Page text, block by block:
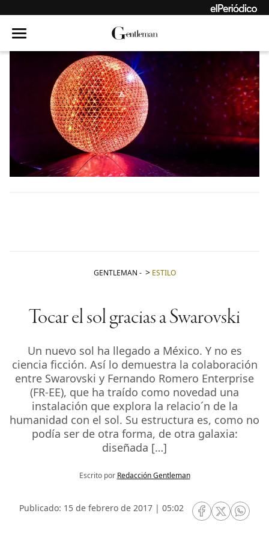
GENTLEMAN - ESTILO
Tocar el sol gracias a Swarovski
Un nuevo sol ha llegado a México. Y no es
ciencia ficción. Así lo demuestra la colaboración
entre Swarovski y Fernando Romero Enterprise
(FR-EE), que ha traído como novedad una
instalación que explora la relacio´n de la
humanidad con el sol. Su estructura es, como no
podía ser de otra forma, de otra galaxia:
diseñada […]
Escrito por Redacción Gentleman
Publicado: 15 de febrero de 2017 | 05:02
RRSS Facebook
RRSSRRSS